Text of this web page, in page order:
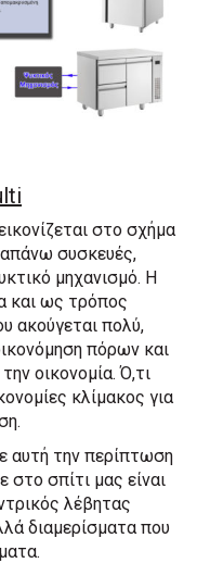
στο σχήμα
συσκευές,
μηχανισμό. Η
και ως τρόπος
ακούγεται πολύ,
πόρων και
οικονομία. Ό,τι
κλίμακος για
αυτή την περίπτωση
στο σπίτι μας είναι
λέβητας
διαμερίσματα που